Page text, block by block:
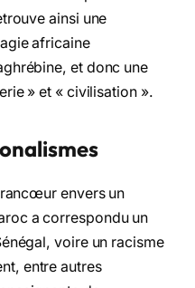
ainsi une
africaine
et donc une
» et « civilisation ».
envers un
a correspondu un
voire un racisme
entre autres